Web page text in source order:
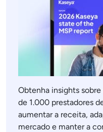
Obtenha insights
de 1.000 prestadores
aumentar a receita,
mercado e manter a